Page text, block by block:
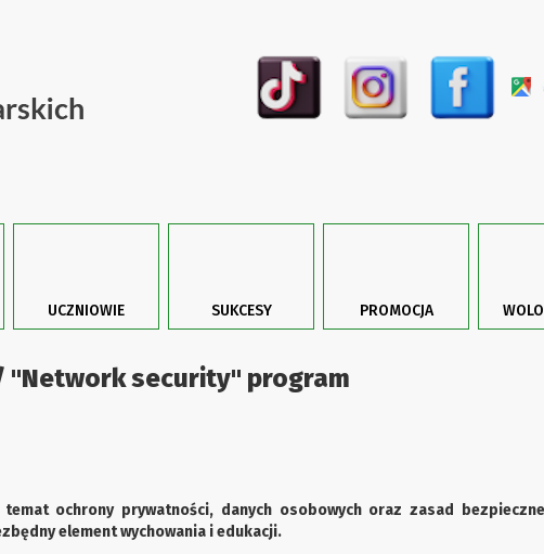
UCZNIOWIE SUKCESY PROMOCJA
"Network security" program
temat ochrony prywatności, danych osobowych oraz zasad
element wychowania i edukacji.